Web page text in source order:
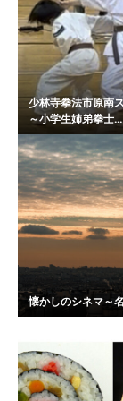
少林寺拳法市原南
～小学生姉弟拳士...
懐かしのシネマ～